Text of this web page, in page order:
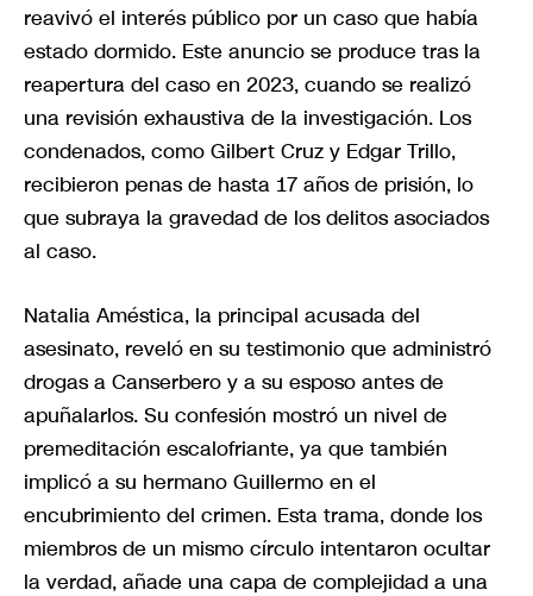
reavivó el interés público por un caso que había
estado dormido. Este anuncio se produce tras la
reapertura del caso en 2023, cuando se realizó
una revisión exhaustiva de la investigación. Los
condenados, como Gilbert Cruz y Edgar Trillo,
recibieron penas de hasta 17 años de prisión, lo
que subraya la gravedad de los delitos asociados
al caso.
Natalia Améstica, la principal acusada del
asesinato, reveló en su testimonio que administró
drogas a Canserbero y a su esposo antes de
apuñalarlos. Su confesión mostró un nivel de
premeditación escalofriante, ya que también
implicó a su hermano Guillermo en el
encubrimiento del crimen. Esta trama, donde los
miembros de un mismo círculo intentaron ocultar
la verdad, añade una capa de complejidad a una